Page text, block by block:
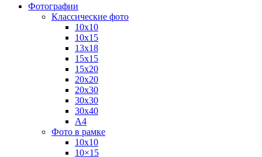
Фотографии
Классические фото
10х10
10х15
13х18
15х15
15х20
20х20
20х30
30х30
30х40
А4
Фото в рамке
10х10
10×15